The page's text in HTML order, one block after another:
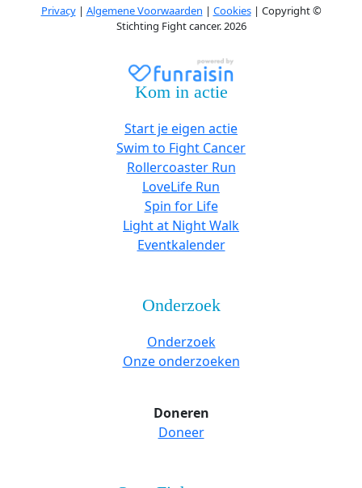
Privacy| Algemene Voorwaarden | Cookies| Copyright ©
Stichting Fight cancer. 2026
Kom in actie
Start je eigen actie
Swim to Fight Cancer
Rollercoaster Run
LoveLife Run
Spin for Life
Light at Night Walk
Eventkalender
Onderzoek
Onderzoek
Onze onderzoeken
Doneren
Doneer